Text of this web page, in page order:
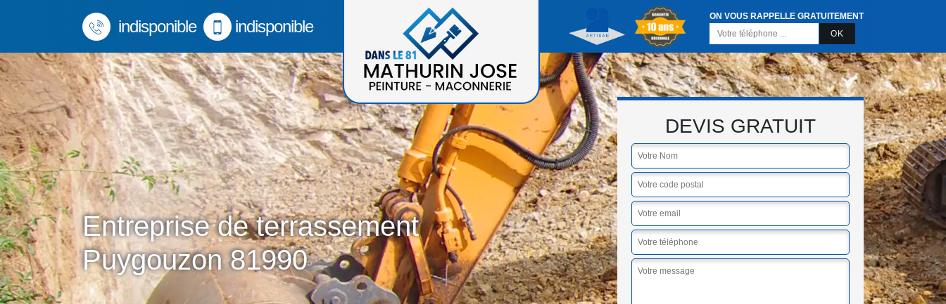
indisponible indisponible
ON VOUS RAPPELLE GRATUITEMENT
Entreprise de terrassement
Puygouzon 81990
DEVIS GRATUIT